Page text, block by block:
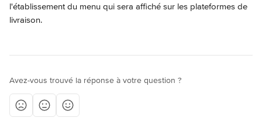
l'établissement du menu qui sera affiché sur les plateformes de
livraison.
Avez-vous trouvé la réponse à votre question ?